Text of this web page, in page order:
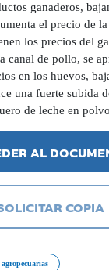
ganaderos,
el precio de la
los precios del
canal de pollo, se
en los huevos,
una fuerte subida
de leche en polvo
AL
COPIA